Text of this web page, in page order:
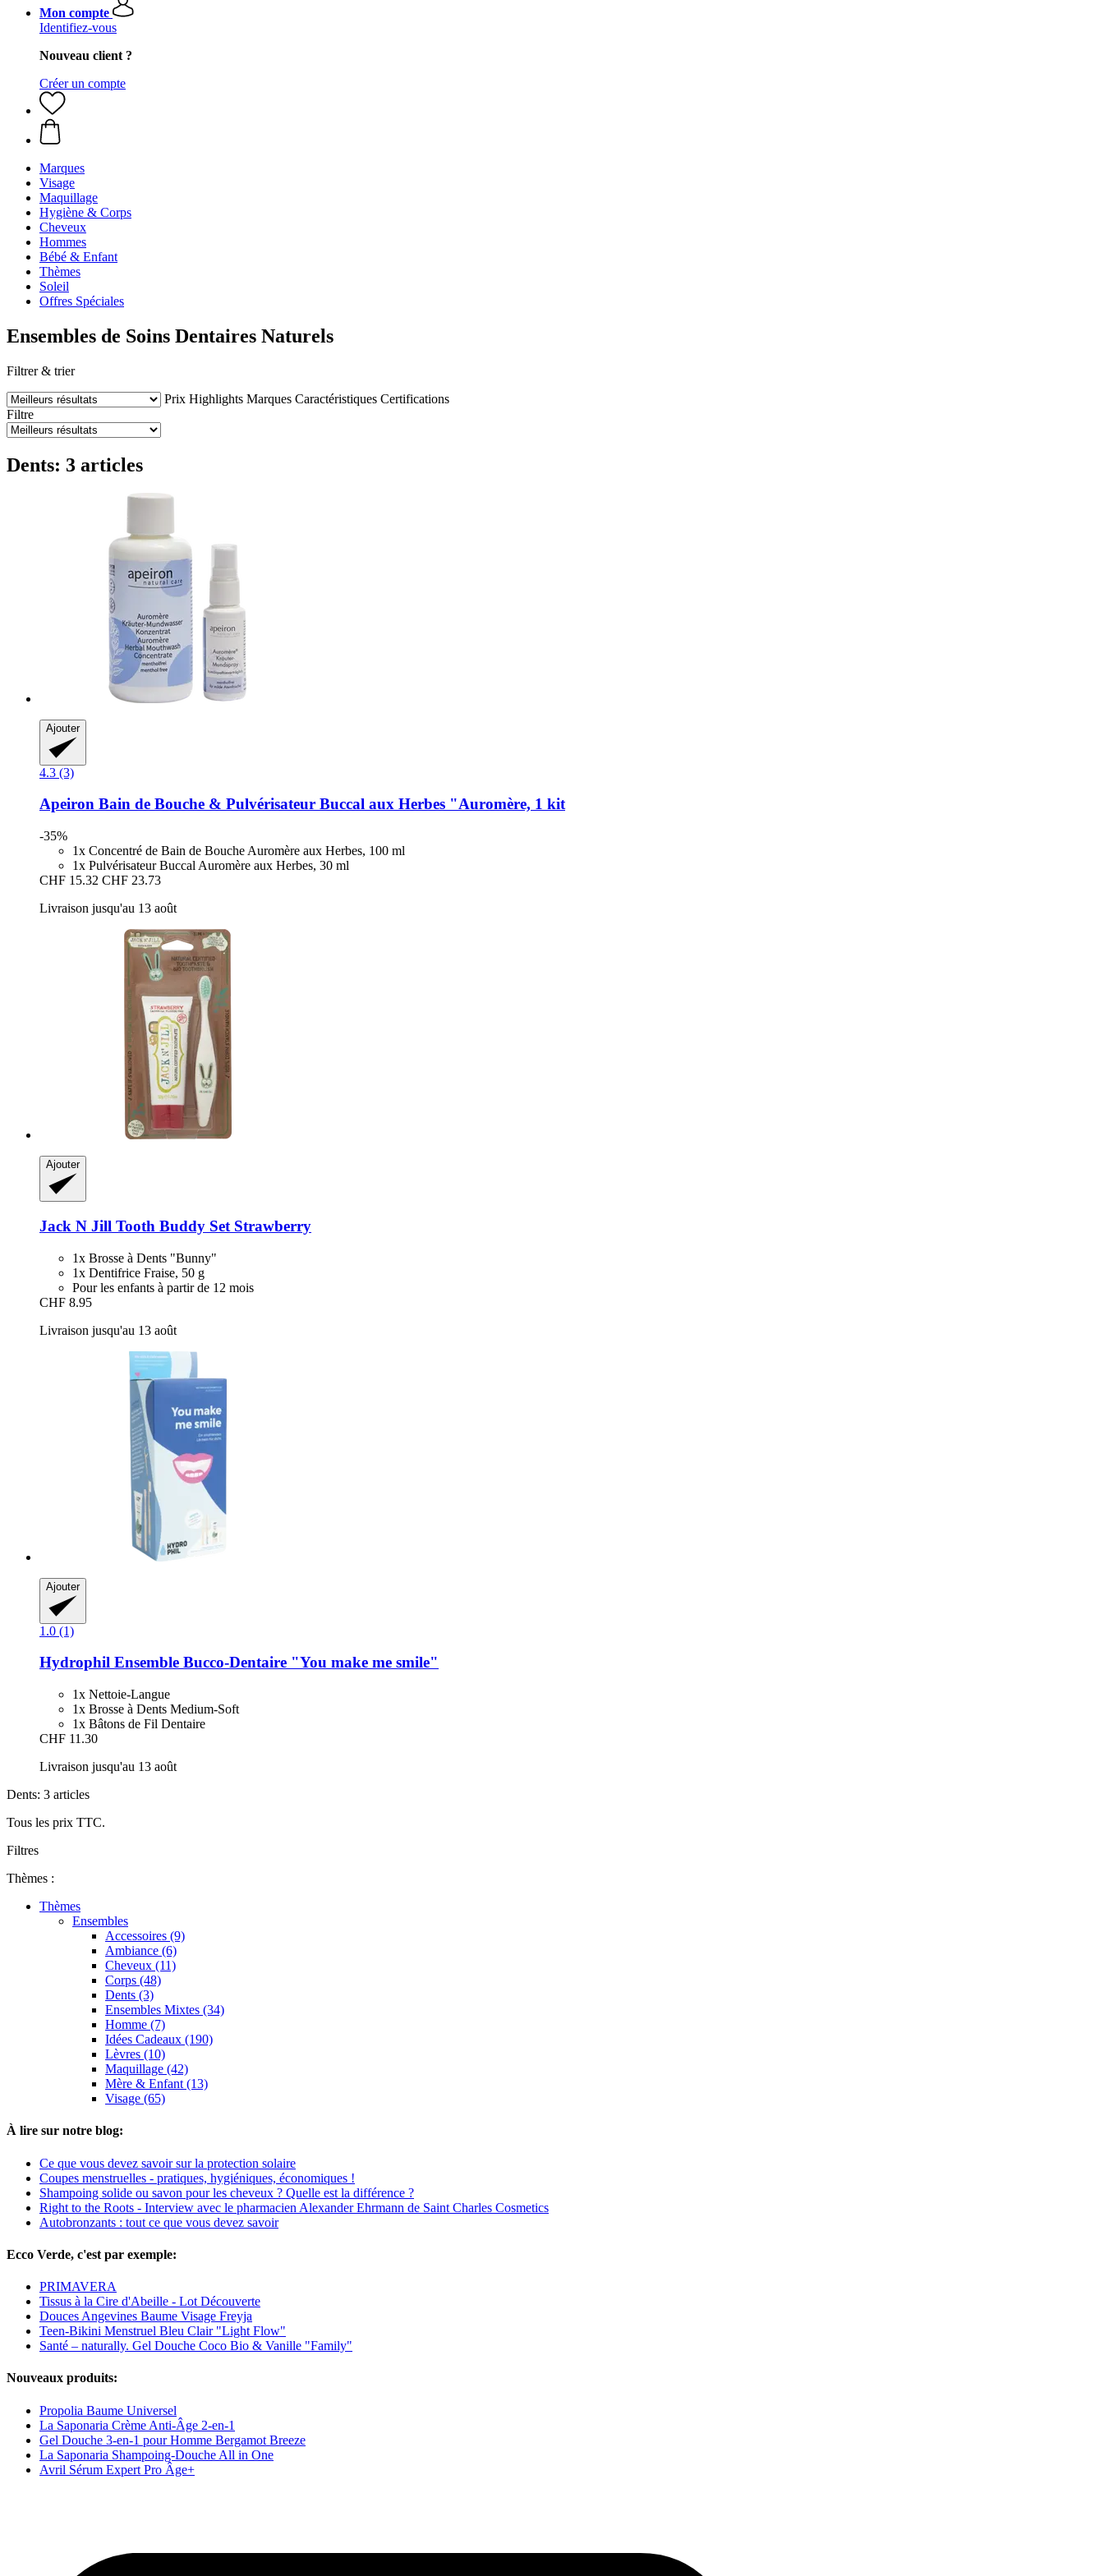
Mon compte
Identifiez-vous
Nouveau client ?
Créer un compte
Marques
Visage
Maquillage
Hygiène & Corps
Cheveux
Hommes
Bébé & Enfant
Thèmes
Soleil
Offres Spéciales
Ensembles de Soins Dentaires Naturels
Filtrer & trier
Prix Highlights Marques Caractéristiques Certifications
Filtre
Dents: 3 articles
Ajouter
4.3 (3)
Apeiron Bain de Bouche & Pulvérisateur Buccal aux Herbes "Auromère, 1 kit
-35%
1x Concentré de Bain de Bouche Auromère aux Herbes, 100 ml
1x Pulvérisateur Buccal Auromère aux Herbes, 30 ml
CHF 15.32 CHF 23.73
Livraison jusqu'au 13 août
Ajouter
Jack N Jill Tooth Buddy Set Strawberry
1x Brosse à Dents "Bunny"
1x Dentifrice Fraise, 50 g
Pour les enfants à partir de 12 mois
CHF 8.95
Livraison jusqu'au 13 août
Ajouter
1.0 (1)
Hydrophil Ensemble Bucco-​Dentaire "You make me smile"
1x Nettoie-Langue
1x Brosse à Dents Medium-Soft
1x Bâtons de Fil Dentaire
CHF 11.30
Livraison jusqu'au 13 août
Dents: 3 articles
Tous les prix TTC.
Filtres
Thèmes :
Thèmes
Ensembles
Accessoires (9)
Ambiance (6)
Cheveux (11)
Corps (48)
Dents (3)
Ensembles Mixtes (34)
Homme (7)
Idées Cadeaux (190)
Lèvres (10)
Maquillage (42)
Mère & Enfant (13)
Visage (65)
À lire sur notre blog:
Ce que vous devez savoir sur la protection solaire
Coupes menstruelles - pratiques, hygiéniques, économiques !
Shampoing solide ou savon pour les cheveux ? Quelle est la différence ?
Right to the Roots - Interview avec le pharmacien Alexander Ehrmann de Saint Charles Cosmetics
Autobronzants : tout ce que vous devez savoir
Ecco Verde, c'est par exemple:
PRIMAVERA
Tissus à la Cire d'Abeille - Lot Découverte
Douces Angevines Baume Visage Freyja
Teen-Bikini Menstruel Bleu Clair "Light Flow"
Santé – naturally. Gel Douche Coco Bio & Vanille "Family"
Nouveaux produits:
Propolia Baume Universel
La Saponaria Crème Anti-Âge 2-en-1
Gel Douche 3-en-1 pour Homme Bergamot Breeze
La Saponaria Shampoing-Douche All in One
Avril Sérum Expert Pro Âge+